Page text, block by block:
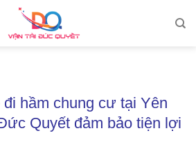
hầm chung cư tại Yên
Quyết đảm bảo tiện lợi